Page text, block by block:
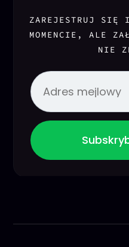
ZAREJESTRUJ SIĘ I
MOMENCIE, ALE
NIE